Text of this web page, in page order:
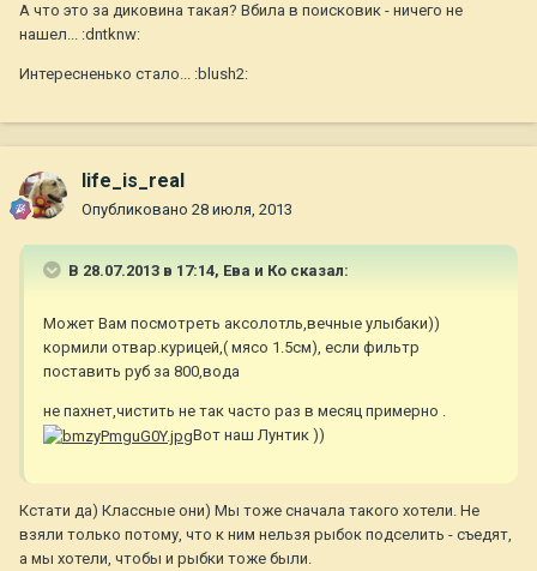
А что это за диковина такая? Вбила в поисковик - ничего не
нашел... :dntknw:
Интересненько стало... :blush2:
life_is_real
Опубликовано 28 июля, 2013
В 28.07.2013 в 17:14, Ева и Ко сказал:
Может Вам посмотреть аксолотль,вечные улыбаки))
кормили отвар.курицей,( мясо 1.5см), если фильтр
поставить руб за 800,вода
не пахнет,чистить не так часто раз в месяц примерно .
Вот наш Лунтик ))
Кстати да) Классные они) Мы тоже сначала такого хотели. Не
взяли только потому, что к ним нельзя рыбок подселить - съедят,
а мы хотели, чтобы и рыбки тоже были.